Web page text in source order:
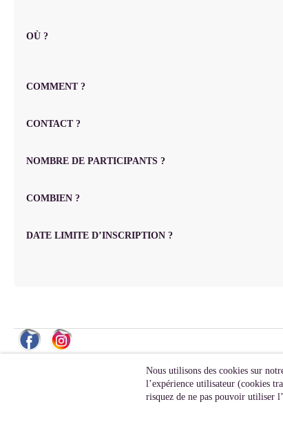
OÙ ?
COMMENT ?
CONTACT ?
NOMBRE DE PARTICIPANTS ?
COMBIEN ?
DATE LIMITE D’INSCRIPTION ?
Nous utilisons des cookies sur
l’expérience utilisateur (cookies
risquez de ne pas pouvoir utiliser